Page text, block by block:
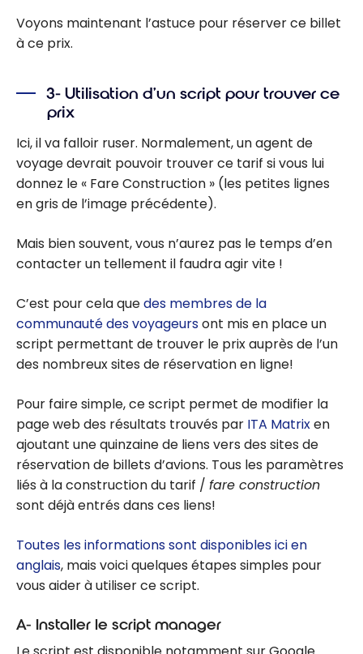
Voyons maintenant l’astuce pour réserver ce billet
à ce prix.
3- Utilisation d’un script pour trouver ce
prix
Ici, il va falloir ruser. Normalement, un agent de
voyage devrait pouvoir trouver ce tarif si vous lui
donnez le « Fare Construction » (les petites lignes
en gris de l’image précédente).
Mais bien souvent, vous n’aurez pas le temps d’en
contacter un tellement il faudra agir vite !
C’est pour cela quedes membres de la
communauté des voyageursont mis en place un
script permettant de trouver le prix auprès de l’un
des nombreux sites de réservation en ligne!
Pour faire simple, ce script permet de modifier la
page web des résultats trouvés par ITA Matrixen
ajoutant une quinzaine de liens vers des sites de
réservation de billets d’avions. Tous les paramètres
liés à la construction du tarif / fare construction
sont déjà entrés dans ces liens!
Toutes les informations sont disponibles ici en
anglais, mais voici quelques étapes simples pour
vous aider à utiliser ce script.
A- Installer le script manager